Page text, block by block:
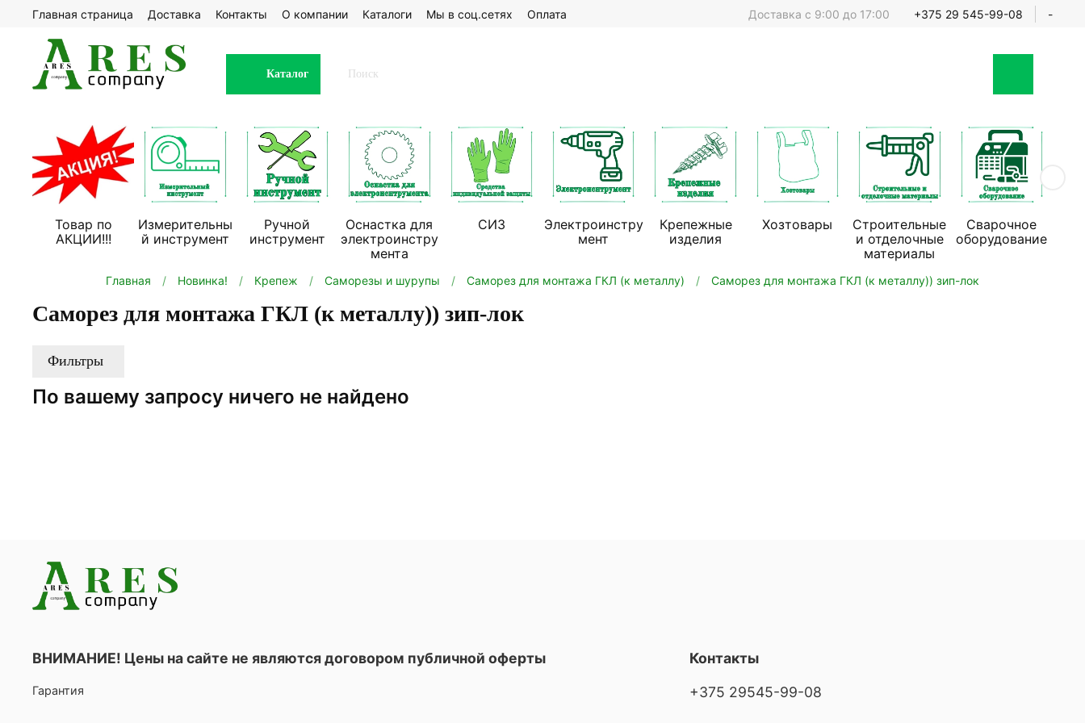
Главная страница Доставка Контакты О компании Каталоги Мы в соц.сетях Оплата Доставка с 9:00 до 17:00 +375 29 545-99-08 -
Каталог
Товар по
АКЦИИ!!!
Измерительны
й инструмент
Ручной
инструмент
Оснастка для
электроинстру
мента
СИЗ
Электроинстру
мент
Крепежные
изделия
Хозтовары
Строительные
и отделочные
материалы
Сварочное
оборудование
Главная Новинка! Крепеж Саморезы и шурупы Саморез для монтажа ГКЛ (к металлу) Саморез для монтажа ГКЛ (к металлу)) зип-лок
Саморез для монтажа ГКЛ (к металлу)) зип-лок
Фильтры
По вашему запросу ничего не найдено
ВНИМАНИЕ! Цены на сайте не являются договором публичной оферты
Гарантия
Контакты
+375 29545-99-08